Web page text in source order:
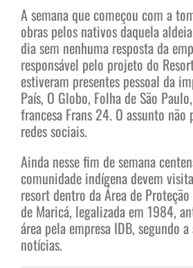
A semana que começou com a
obras pelos nativos daquela
dia sem nenhuma resposta da
responsável pelo projeto do
estiveram presentes pessoal da
País, O Globo, Folha de São
francesa Frans 24. O assunto não
redes sociais.
Ainda nesse fim de semana
comunidade indígena devem
resort dentro da Área de
de Maricá, legalizada em 1984,
área pela empresa IDB, segundo
notícias.